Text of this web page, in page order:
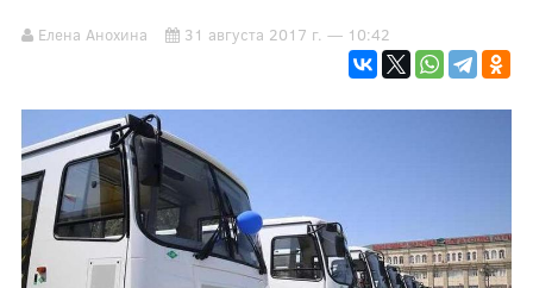
Елена Анохина 31 августа 2017 г. — 10:42